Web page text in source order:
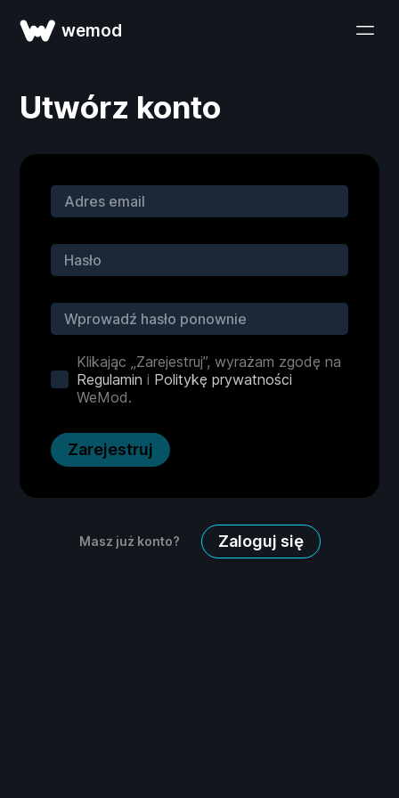
wemod
Utwórz konto
Zarejestruj
Klikając „Zarejestruj”, wyrażam zgodę na
Regulamin i Politykę prywatności
WeMod.
Masz już konto? Zaloguj się